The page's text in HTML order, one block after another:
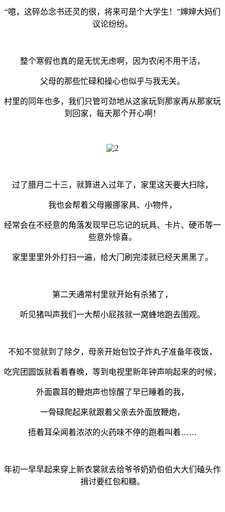
“噫，这碎怂念书还灵的很，将来可是个大学生！”婶婶大妈们
议论纷纷。
整个寒假也真的是无忧无虑啊，因为农闲不用干活，
父母的那些忙碌和操心也似乎与我无关。
村里的同年也多，我们只管可劲地从这家玩到那家再从那家玩
到回家，每天那个开心啊！
过了腊月二十三，就算进入过年了，家里这天要大扫除，
我也会帮着父母搬挪家具、小物件，
经常会在不经意的角落发现早已忘记的玩具、卡片、硬币等一
些意外惊喜。
家里里里外外打扫一遍，给大门刷完漆就已经天黑黑了。
第二天通常村里就开始有杀猪了，
听见猪叫声我们一大帮小屁孩就一窝蜂地跑去围观。
不知不觉就到了除夕，母亲开始包饺子炸丸子准备年夜饭，
吃完团圆饭就看着春晚，等到电视里新年钟声响起来的时候，
外面震耳的鞭炮声也惊醒了早已睡着的我，
一骨碌爬起来就跟着父亲去外面放鞭炮，
捂着耳朵闻着浓浓的火药味不停的跑着叫着……
年初一早早起来穿上新衣裳就去给爷爷奶奶伯伯大大们磕头作
揖讨要红包和糖。